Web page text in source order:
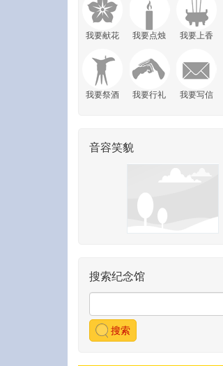
我要献花 我要点烛 我要上香
我要祭酒 我要行礼 我要写信
音容笑貌
搜索纪念馆
搜索